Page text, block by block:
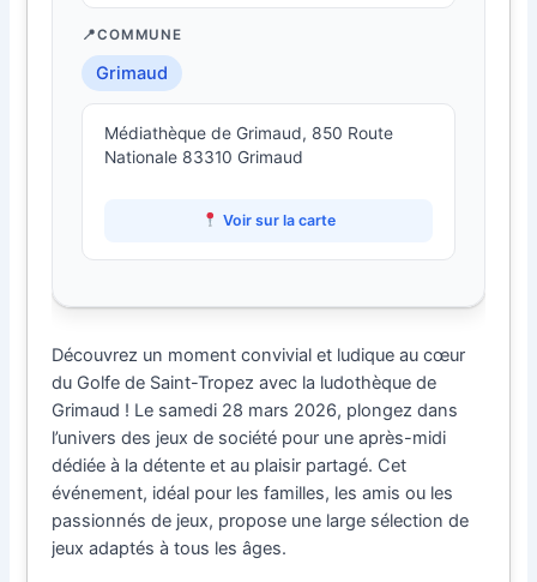
COMMUNE
Grimaud
Médiathèque de Grimaud, 850 Route
Nationale 83310 Grimaud
Voir sur la carte
Découvrez un moment convivial et ludique au cœur
du Golfe de Saint-Tropez avec la ludothèque de
Grimaud ! Le samedi 28 mars 2026, plongez dans
l’univers des jeux de société pour une après-midi
dédiée à la détente et au plaisir partagé. Cet
événement, idéal pour les familles, les amis ou les
passionnés de jeux, propose une large sélection de
jeux adaptés à tous les âges.